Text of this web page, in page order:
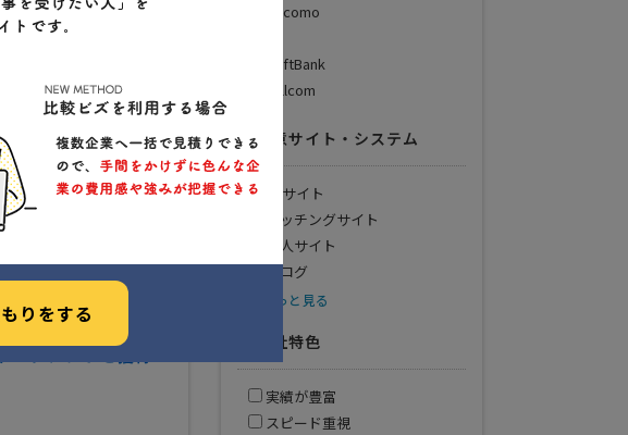
3600人
情報通信業
docomo
SoftBank
Willcom
得意サイト・システム
ECサイト
マッチングサイト
求人サイト
ブログ
もっと見る
会社特色
実績が豊富
スピード重視
りをする